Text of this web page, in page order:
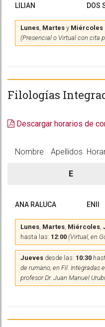
LILIAN DOS
Lunes, Martes y Miércoles
(Presencial o Virtual con cita
Filologías
Descargar horarios de
Nombre Apellidos
E
ANA RALUCA ENII
Lunes, Martes, Miércoles,
hasta las: 12:00 (Virtual, en
Jueves desde las: 10:30
de rumano, en Fil. Integradas
profesor Dr. Juan Manuel